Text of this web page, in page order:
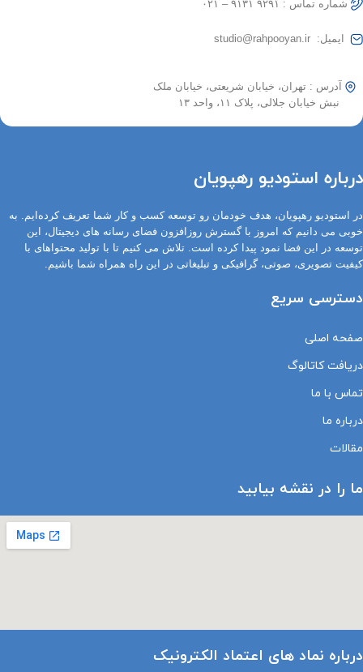
شماره تماس : ۹۲۹۱ ۹۱۳۱ – ۰۲۱
ایمیل: studio@rahpooyan.ir
آدرس : تهران، خیابان شریعتی، خیابان ملک
نبش خیابان جلالی، پلاک ۱۱، واحد ۱۳
درباره استودیو رهپویان
در استودیو رهپویان، هدف خودمان رو توسعه کسب و کار شما تعریف کرده‌ایم. به
خوبی می دانیم که امروز با گسترش روزافزون فضای رسانه های دیجیتال، این
توسعه در این فضا نمود پیدا کرده است. تلاش می کنیم تا با تولید محتواهای با
کیفیت تصویری، صوتی، گرافیکی و تبلیغاتی در این راه همراه شما باشیم.
دسترسی سریع
صفحه اصلی
دریافت کاتالوگ
تماس با ما
درباره ما
مقالات
ما را در نقشه بیابید
درباره نماد های اعتماد الکترونیک